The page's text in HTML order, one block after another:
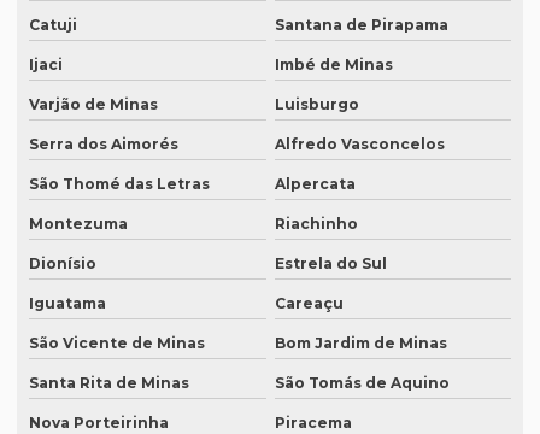
Revisão de textos em francês
Revisão de textos em inglês
Revisão de textos em japonês
Revisão de textos jurídicos
Revisão de textos em mandarim
Revisão de trabalhos acadêmicos
Serviço de degravação de audio
Serviço de degravação de áudio em texto
Catuji Santana de Pirapama
Ijaci Imbé de Minas
Varjão de Minas Luisburgo
Serra dos Aimorés Alfredo Vasconcelos
São Thomé das Letras Alpercata
Montezuma Riachinho
Dionísio Estrela do Sul
Iguatama Careaçu
São Vicente de Minas Bom Jardim de Minas
Santa Rita de Minas São Tomás de Aquino
Nova Porteirinha Piracema